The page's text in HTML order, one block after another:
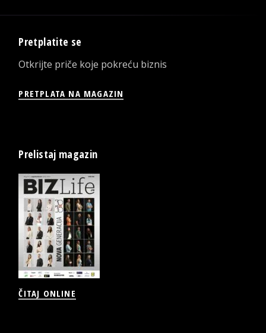
Pretplatite se
Otkrijte priče koje pokreću biznis
PRETPLATA NA MAGAZIN
Prelistaj magazin
ČITAJ ONLINE